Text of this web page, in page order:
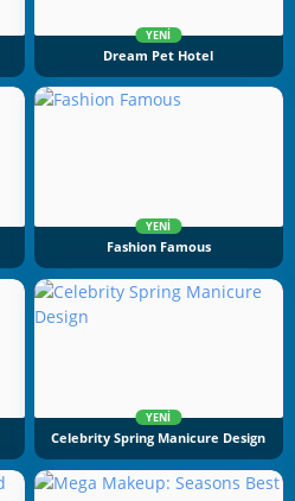
YENI
Dream Pet Hotel
YENI
Fashion Famous
YENI
Celebrity Spring Manicure Design